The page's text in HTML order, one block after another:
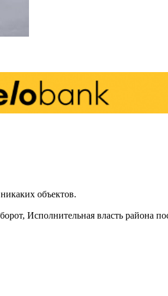
объектов.
Исполнительная власть района